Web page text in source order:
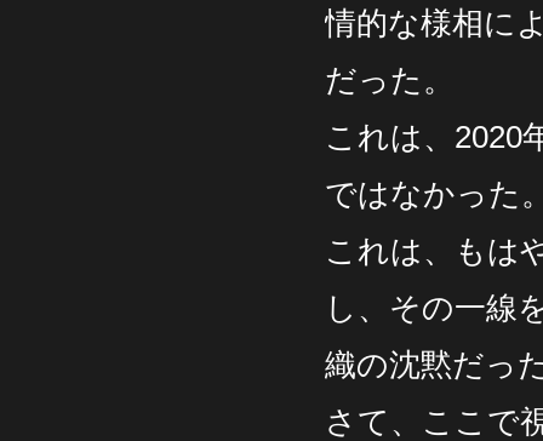
情的な様相に
だった。
これは、2020
ではなかった
これは、もは
し、その一線
織の沈黙だっ
さて、ここで